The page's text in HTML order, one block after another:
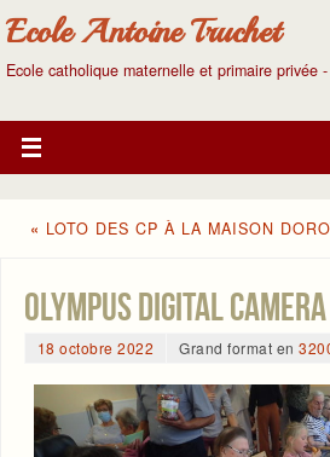
Ecole Antoine Truchet
Ecole catholique maternelle et primaire privée
« LOTO DES CP À LA MAISON
OLYMPUS DIGITAL CAMERA
18 octobre 2022 Grand format en